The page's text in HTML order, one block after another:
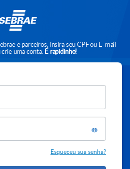
e parceiros, insira seu CPF ou E-mail
uma conta. É rapidinho!
Esqueceu sua senha?